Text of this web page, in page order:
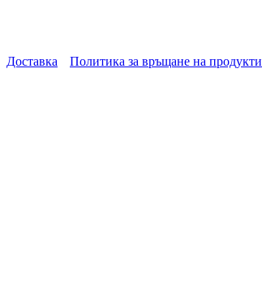
Доставка Политика за връщане на продукти